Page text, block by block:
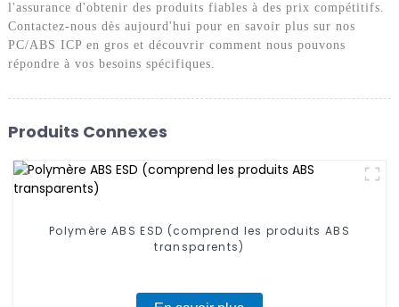
l'assurance d'obtenir des produits fiables à des prix compétitifs.
Contactez-nous dès aujourd'hui pour en savoir plus sur nos
PC/ABS ICP en gros et découvrir comment nous pouvons
répondre à vos besoins spécifiques.
Produits Connexes
Polymère ABS ESD (comprend les produits ABS
transparents)